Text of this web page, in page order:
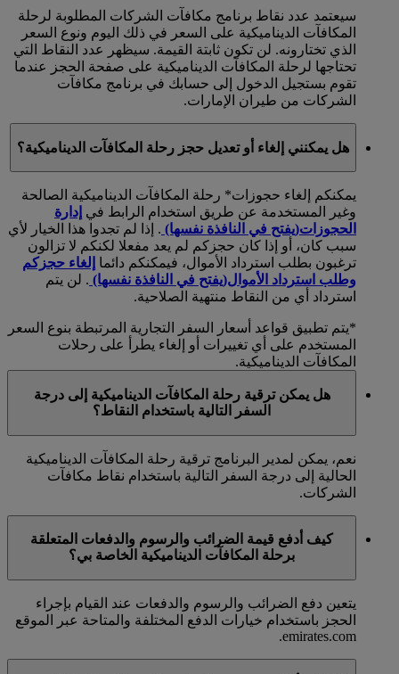
سيعتمد عدد نقاط برنامج مكافآت الشركات المطلوبة لرحلة
المكافآت الديناميكية على السعر في ذلك اليوم ونوع السعر
الذي تختارونه. لن تكون ثابتة القيمة. سيظهر عدد النقاط التي
تحتاجها لرحلة المكافآت الديناميكية على صفحة الحجز عندما
تقوم بستجيل الدخول إلى حسابك في برنامج مكافآت
الشركات من طيران الإمارات.
هل يمكنني إلغاء أو تعديل حجز رحلة المكافآت الديناميكية؟
يمكنكم إلغاء حجوزات* رحلة المكافآت الديناميكية الصالحة
وغير المستخدمة عن طريق استخدام الرابط في إدارة
الحجوزات(يفتح في النافذة نفسها) . إذا لم تجدوا هذا الخيار لأي
سبب كان، أو إذا كان حجزكم لم يعد مفعلا لكنكم لا تزالون
ترغبون بطلب استرداد الأموال، فيمكنكم دائما إلغاء حجزكم
وطلب استرداد الأموال(يفتح في النافذة نفسها) . لن يتم
استرداد أي من النقاط منتهية الصلاحية.
*يتم تطبيق قواعد أسعار السفر التجارية المرتبطة بنوع السعر
المستخدم على أي تغييرات أو إلغاء يطرأ على رحلات
المكافآت الديناميكية.
هل يمكن ترقية رحلة المكافآت الديناميكية إلى درجة
السفر التالية باستخدام النقاط؟
نعم، يمكن لمدير البرنامج ترقية رحلة المكافآت الديناميكية
الحالية إلى درجة السفر التالية باستخدام نقاط مكافآت
الشركات.
كيف أدفع قيمة الضرائب والرسوم والدفعات المتعلقة
برحلة المكافآت الديناميكية الخاصة بي؟
يتعين دفع الضرائب والرسوم والدفعات عند القيام بإجراء
الحجز باستخدام خيارات الدفع المختلفة والمتاحة عبر الموقع
emirates.com.